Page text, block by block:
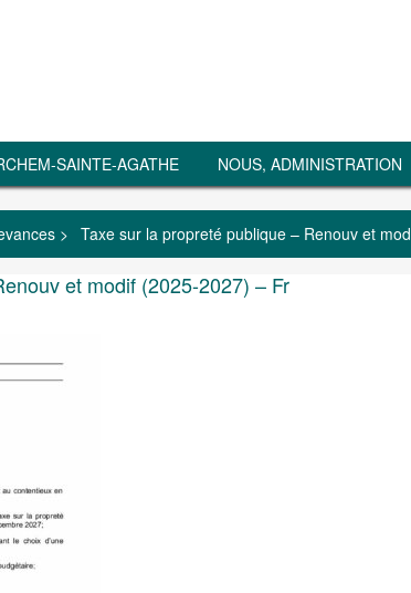
SAINTE-AGATHE NOUS, ADMINISTRATION
> Taxe sur la propreté publique – Renouv et
et modif (2025-2027) – Fr